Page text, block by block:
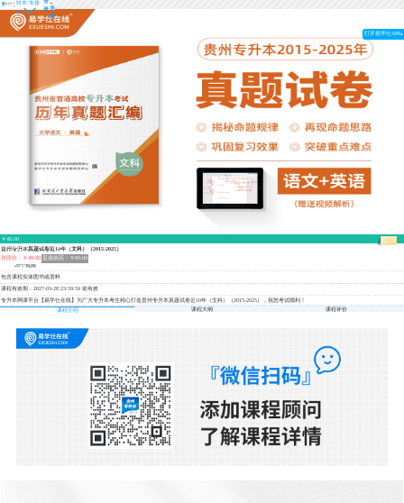
转本/专接
本
登
录导
航
打开易学仕APP
￥49.00
离结束还有15小时37分钟51秒
贵州专升本真题试卷近10年（文科）（2015-2025）
拼团价：￥49.00
直接购买：￥89.00
28个视频
包含课程实体图书或资料
课程有效期：2027-03-28 23:59:59 前有效
专升本网课平台【易学仕在线】为广大专升本考生精心打造贵州专升本真题试卷近10年（文科）（2015-2025），祝您考试顺利！
课程介绍
课程大纲 课程评价